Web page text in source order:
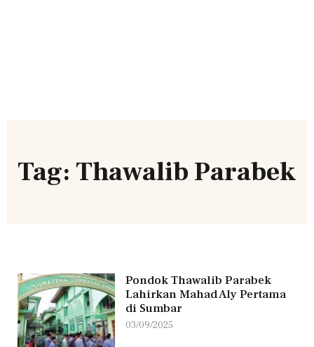
Tag: Thawalib Parabek
Pondok Thawalib Parabek
Lahirkan Mahad Aly Pertama
di Sumbar
03/09/2025